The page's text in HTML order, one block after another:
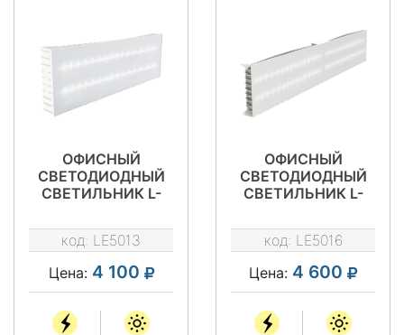
ОФИСНЫЙ
СВЕТОДИОДНЫЙ
СВЕТИЛЬНИК L-
код: LE5013
Цена: 4 100
ОФИСНЫЙ
СВЕТОДИОДНЫЙ
СВЕТИЛЬНИК L-
код: LE5016
Цена: 4 600